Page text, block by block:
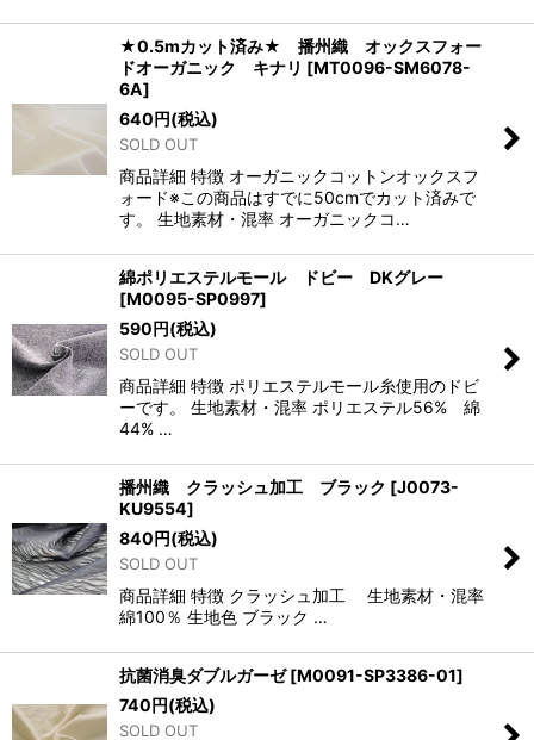
★0.5mカット済み★ 播州織 オックスフォー
ドオーガニック キナリ [MT0096-SM6078-
6A]
640円(税込)
SOLD OUT
商品詳細 特徴 オーガニックコットンオックスフ
ォード※この商品はすでに50cmでカット済みで
す。 生地素材・混率 オーガニックコ…
綿ポリエステルモール ドビー DKグレー
[M0095-SP0997]
590円(税込)
SOLD OUT
商品詳細 特徴 ポリエステルモール糸使用のドビ
ーです。 生地素材・混率 ポリエステル56% 綿
44% …
播州織 クラッシュ加工 ブラック [J0073-
KU9554]
840円(税込)
SOLD OUT
商品詳細 特徴 クラッシュ加工 生地素材・混率
綿100％ 生地色 ブラック …
抗菌消臭ダブルガーゼ [M0091-SP3386-01]
740円(税込)
SOLD OUT